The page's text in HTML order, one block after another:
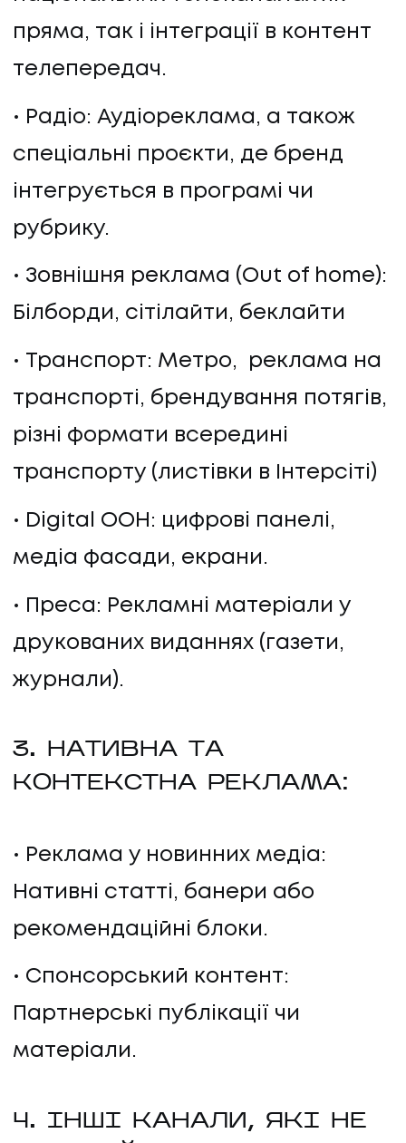
пряма, так і інтеграції в контент
телепередач.
Радіо: Аудіореклама, а також
спеціальні проєкти, де бренд
інтегрується в програмі чи
рубрику.
Зовнішня реклама (Out of home):
Білборди, сітілайти, беклайти
Транспорт: Метро, реклама на
транспорті, брендування потягів,
різні формати всередині
транспорту (листівки в Інтерсіті)
Digital OOH: цифрові панелі,
медіа фасади, екрани.
Преса: Рекламні матеріали у
друкованих виданнях (газети,
журнали).
3. НАТИВНА ТА
КОНТЕКСТНА РЕКЛАМА:
Реклама у новинних медіа:
Нативні статті, банери або
рекомендаційні блоки.
Спонсорський контент:
Партнерські публікації чи
матеріали.
4. ІНШІ КАНАЛИ, ЯКІ НЕ